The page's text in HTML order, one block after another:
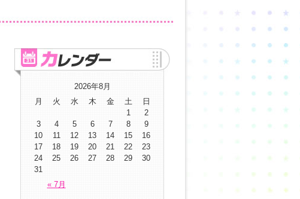
2026年8月
月
火 水 木 金 土 日
« 7月
1
2
3
4 5 6 7 8
9
10
11 12 13 14 15
16
17
18 19 20 21 22
23
24
25 26 27 28 29
30
31